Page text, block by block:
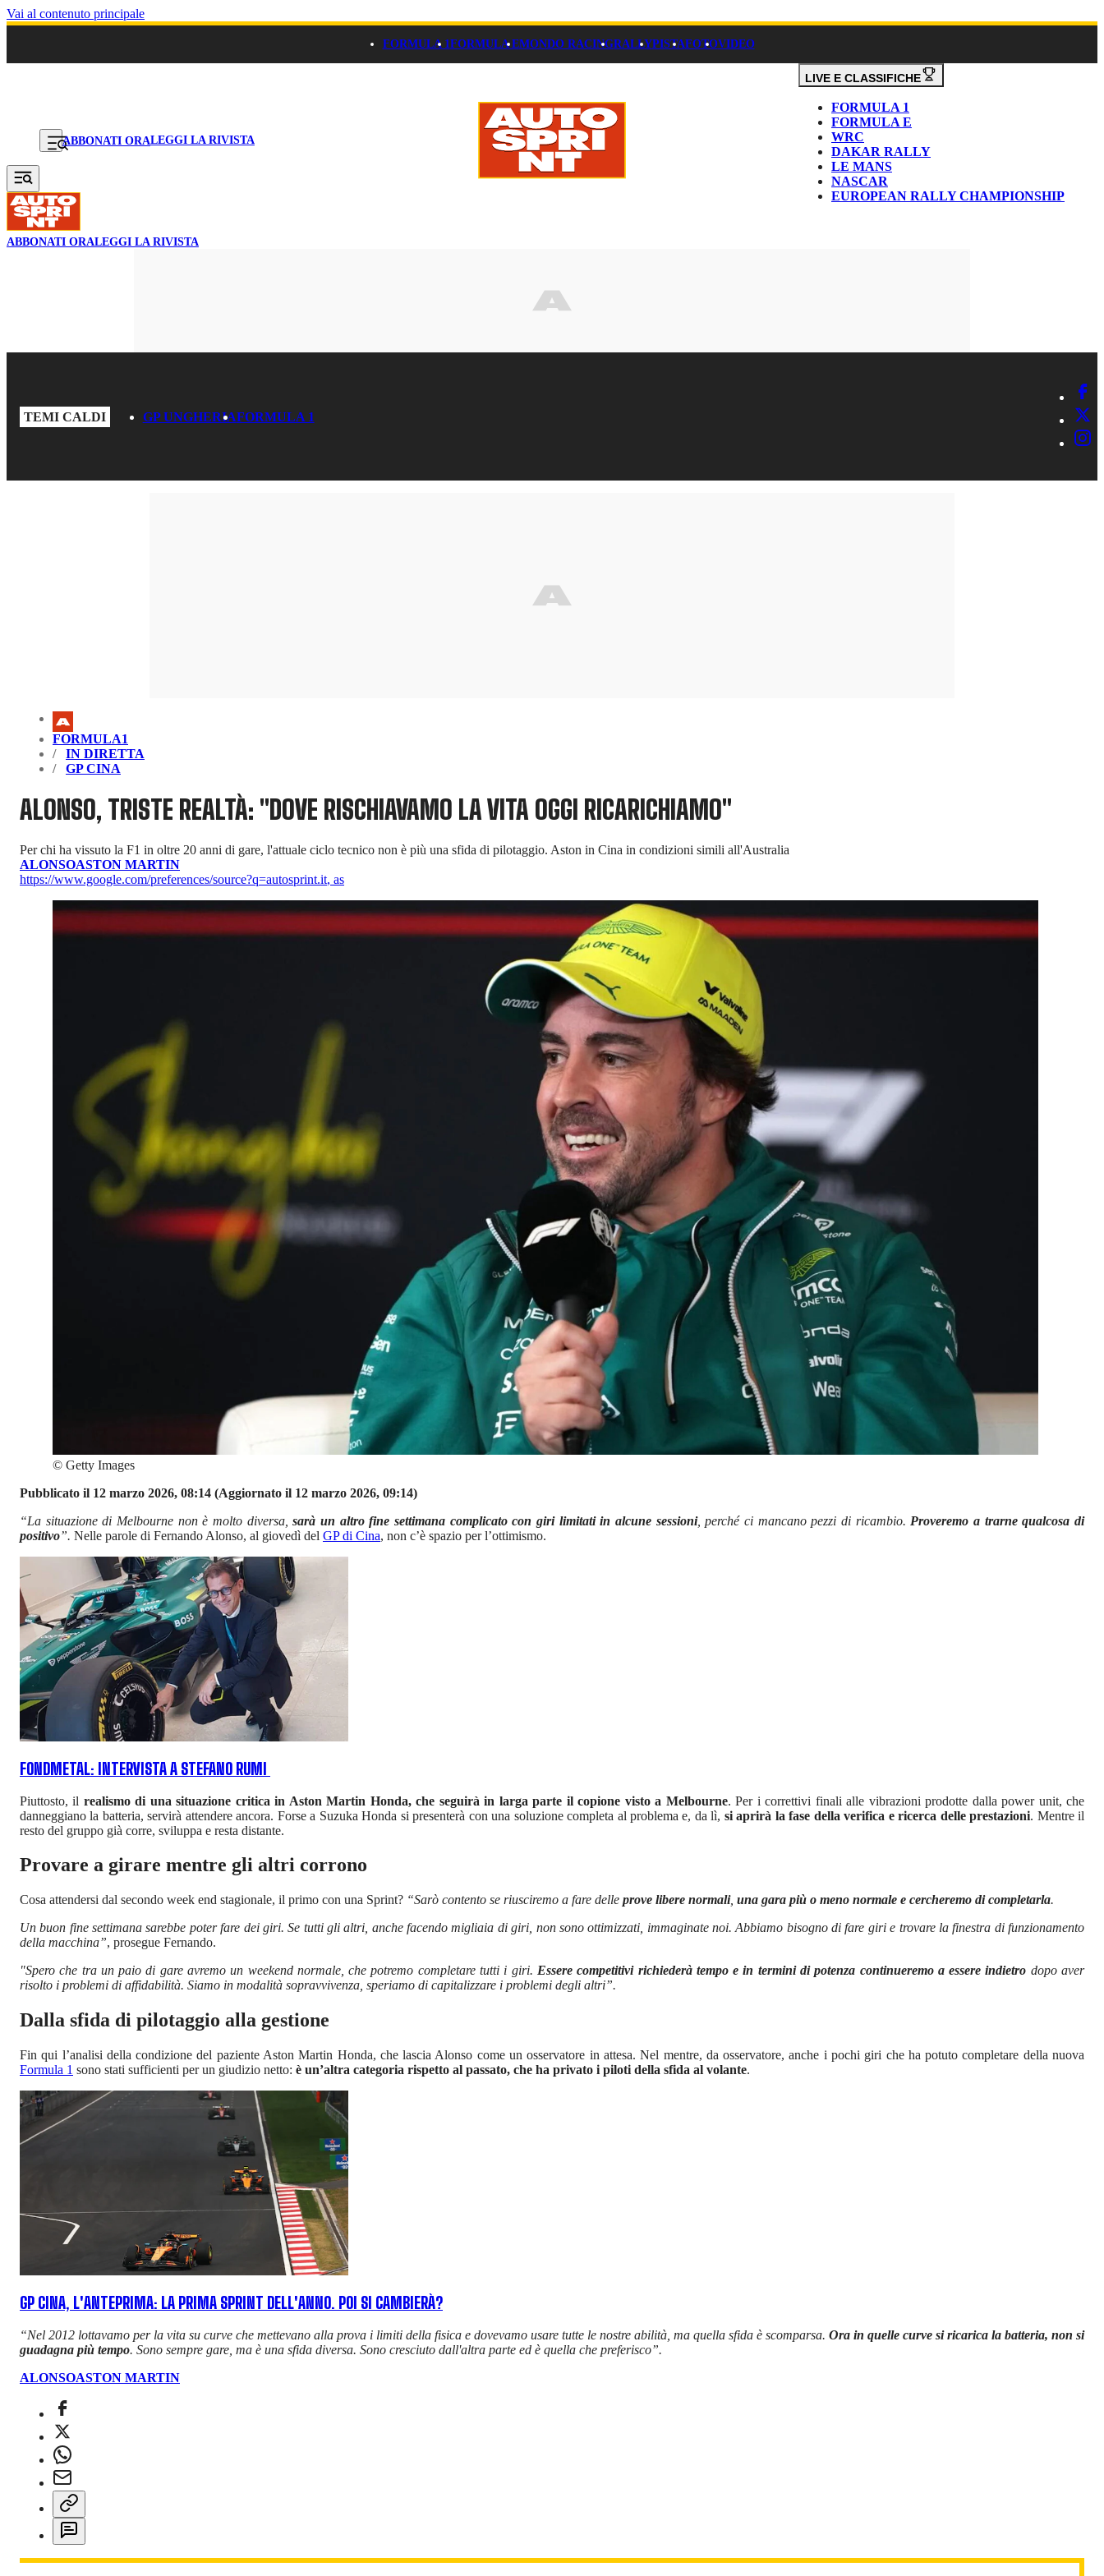
Vai al contenuto principale
FORMULA 1FORMULA EMONDO RACINGRALLYPISTAFOTOVIDEO
ABBONATI ORALEGGI LA RIVISTA
LIVE E CLASSIFICHE
FORMULA 1
FORMULA E
WRC
DAKAR RALLY
LE MANS
NASCAR
EUROPEAN RALLY CHAMPIONSHIP
ABBONATI ORALEGGI LA RIVISTA
TEMI CALDI GP UNGHERIAFORMULA 1
FORMULA1
IN DIRETTA
GP CINA
ALONSO, TRISTE REALTÀ: "DOVE RISCHIAVAMO LA VITA OGGI RICARICHIAMO"
Per chi ha vissuto la F1 in oltre 20 anni di gare, l'attuale ciclo tecnico non è più una sfida di pilotaggio. Aston in Cina in condizioni simili all'Australia
ALONSOASTON MARTIN
https://www.google.com/preferences/source?q=autosprint.it, as
© Getty Images
Pubblicato il 12 marzo 2026, 08:14 (Aggiornato il 12 marzo 2026, 09:14)
“La situazione di Melbourne non è molto diversa,sarà un altro fine settimana complicato con giri limitati in alcune sessioni, perché ci mancano pezzi di ricambio. Proveremo a trarne qualcosa di
positivo”. Nelle parole di Fernando Alonso, al giovedì del GP di Cina, non c’è spazio per l’ottimismo.
FONDMETAL: INTERVISTA A STEFANO RUMI
Piuttosto, il realismo di una situazione critica in Aston Martin Honda, che seguirà in larga parte il copione visto a Melbourne. Per i correttivi finali alle vibrazioni prodotte dalla power unit, che
danneggiano la batteria, servirà attendere ancora. Forse a Suzuka Honda si presenterà con una soluzione completa al problema e, da lì, si aprirà la fase della verifica e ricerca delle prestazioni. Mentre il
resto del gruppo già corre, sviluppa e resta distante.
Provare a girare mentre gli altri corrono
Cosa attendersi dal secondo week end stagionale, il primo con una Sprint? “Sarò contento se riusciremo a fare delle prove libere normali, una gara più o meno normale e cercheremo di completarla.
Un buon fine settimana sarebbe poter fare dei giri. Se tutti gli altri, anche facendo migliaia di giri, non sono ottimizzati, immaginate noi. Abbiamo bisogno di fare giri e trovare la finestra di funzionamento
della macchina”, prosegue Fernando.
"Spero che tra un paio di gare avremo un weekend normale, che potremo completare tutti i giri. Essere competitivi richiederà tempo e in termini di potenza continueremo a essere indietro dopo aver
risolto i problemi di affidabilità. Siamo in modalità sopravvivenza, speriamo di capitalizzare i problemi degli altri”.
Dalla sfida di pilotaggio alla gestione
Fin qui l’analisi della condizione del paziente Aston Martin Honda, che lascia Alonso come un osservatore in attesa. Nel mentre, da osservatore, anche i pochi giri che ha potuto completare della nuova
Formula 1 sono stati sufficienti per un giudizio netto: è un’altra categoria rispetto al passato, che ha privato i piloti della sfida al volante.
GP CINA, L'ANTEPRIMA: LA PRIMA SPRINT DELL'ANNO. POI SI CAMBIERÀ?
“Nel 2012 lottavamo per la vita su curve che mettevano alla prova i limiti della fisica e dovevamo usare tutte le nostre abilità, ma quella sfida è scomparsa. Ora in quelle curve si ricarica la batteria, non si
guadagna più tempo. Sono sempre gare, ma è una sfida diversa. Sono cresciuto dall'altra parte ed è quella che preferisco”.
ALONSOASTON MARTIN